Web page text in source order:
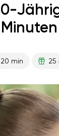
20 min 25
Yoga für